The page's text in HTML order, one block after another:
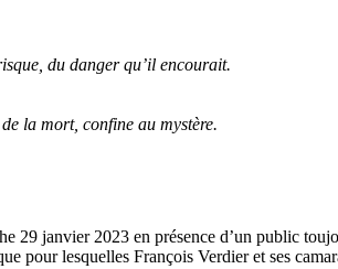
du danger qu’il encourait.
la mort, confine au mystère.
29 janvier 2023 en présence d’un public
pour lesquelles François Verdier et ses